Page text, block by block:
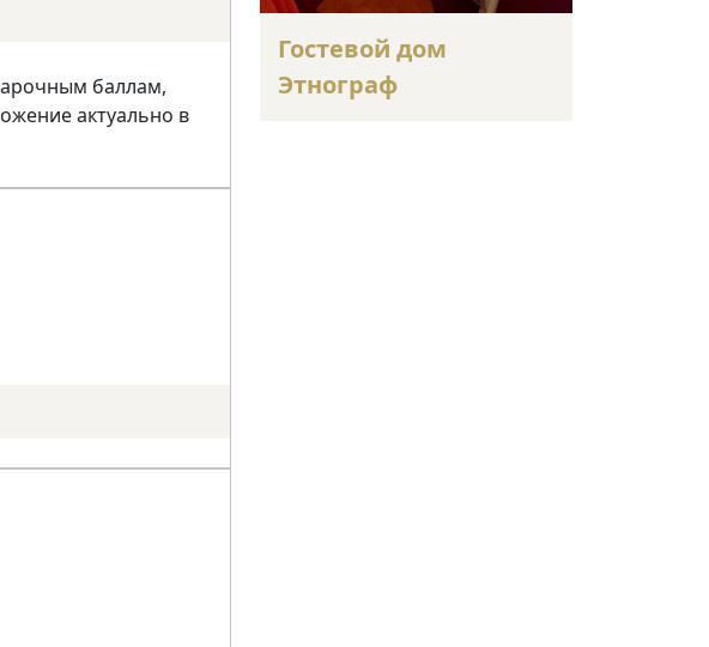
баллам,
актуально в
Гостевой дом
Этнограф